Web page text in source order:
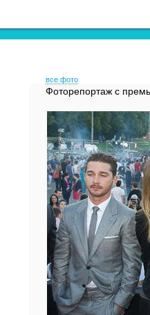
все фото
Фоторепортаж с